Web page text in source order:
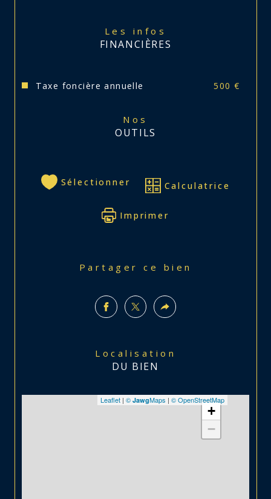
Les infos
FINANCIÈRES
Taxe foncière annuelle 500 €
Nos
OUTILS
Sélectionner Calculatrice
Imprimer
Partager ce bien
Localisation
DU BIEN
+
−
Leaflet | © JawgMaps | © OpenStreetMap